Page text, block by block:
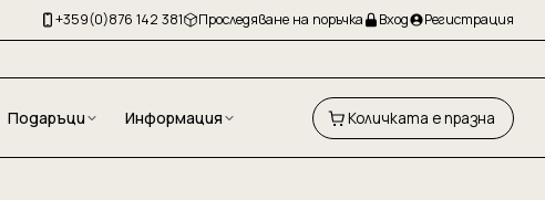
+359(0)876 142 381 Проследяване на поръчка Вход Регистрация
Подаръци Информация Количката е празна